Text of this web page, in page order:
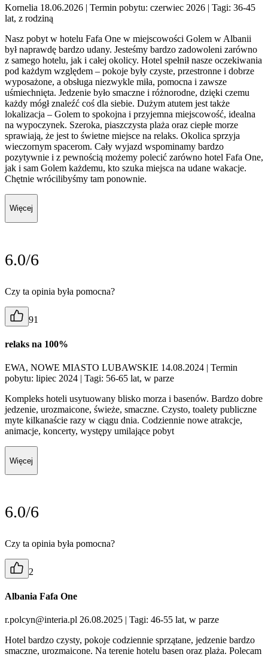
Kornelia 18.06.2026 | Termin pobytu: czerwiec 2026 | Tagi: 36-45
lat, z rodziną
Nasz pobyt w hotelu Fafa One w miejscowości Golem w Albanii
był naprawdę bardzo udany. Jesteśmy bardzo zadowoleni zarówno
z samego hotelu, jak i całej okolicy. Hotel spełnił nasze oczekiwania
pod każdym względem – pokoje były czyste, przestronne i dobrze
wyposażone, a obsługa niezwykle miła, pomocna i zawsze
uśmiechnięta. Jedzenie było smaczne i różnorodne, dzięki czemu
każdy mógł znaleźć coś dla siebie. Dużym atutem jest także
lokalizacja – Golem to spokojna i przyjemna miejscowość, idealna
na wypoczynek. Szeroka, piaszczysta plaża oraz ciepłe morze
sprawiają, że jest to świetne miejsce na relaks. Okolica sprzyja
wieczornym spacerom. Cały wyjazd wspominamy bardzo
pozytywnie i z pewnością możemy polecić zarówno hotel Fafa One,
jak i sam Golem każdemu, kto szuka miejsca na udane wakacje.
Chętnie wrócilibyśmy tam ponownie.
Więcej
6.0/6
Czy ta opinia była pomocna?
91
relaks na 100%
EWA, NOWE MIASTO LUBAWSKIE 14.08.2024 | Termin
pobytu: lipiec 2024 | Tagi: 56-65 lat, w parze
Kompleks hoteli usytuowany blisko morza i basenów. Bardzo dobre
jedzenie, urozmaicone, świeże, smaczne. Czysto, toalety publiczne
myte kilkanaście razy w ciągu dnia. Codziennie nowe atrakcje,
animacje, koncerty, występy umilające pobyt
Więcej
6.0/6
Czy ta opinia była pomocna?
2
Albania Fafa One
r.polcyn@interia.pl 26.08.2025
| Tagi: 46-55 lat, w parze
Hotel bardzo czysty, pokoje codziennie sprzątane, jedzenie bardzo
smaczne, urozmaicone. Na terenie hotelu basen oraz plaża. Polecam